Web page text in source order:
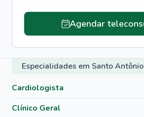
Agendar
Especialidades em Santo
Cardiologista
Clínico Geral